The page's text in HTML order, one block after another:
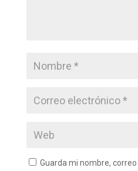
Guarda mi nombre,